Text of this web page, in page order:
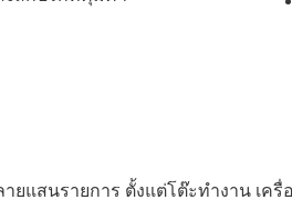
ยแสนรายการ ตั้งแต่โต๊ะทำงาน เ